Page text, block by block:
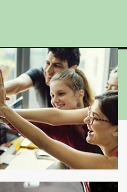
sont indiqués avec*